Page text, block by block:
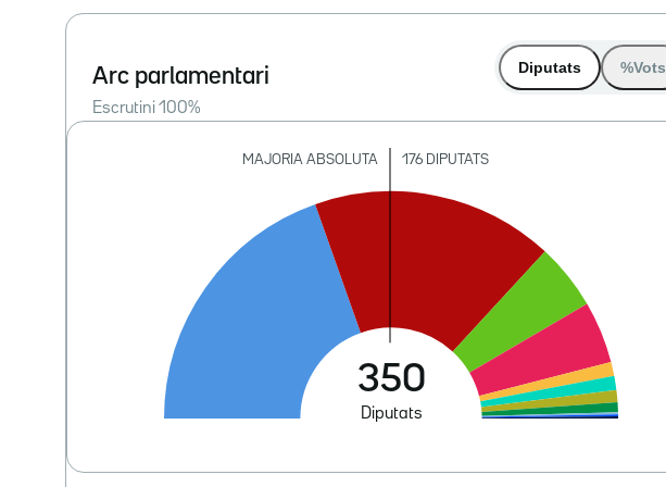
Arc parlamentari
Escrutini 100%
Diputats %Vots